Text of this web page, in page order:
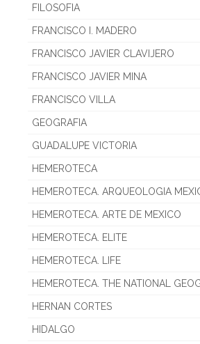
FILOSOFIA
FRANCISCO I. MADERO
FRANCISCO JAVIER CLAVIJERO
FRANCISCO JAVIER MINA
FRANCISCO VILLA
GEOGRAFIA
GUADALUPE VICTORIA
HEMEROTECA
HEMEROTECA. ARQUEOLOGIA
HEMEROTECA. ARTE DE MEXICO
HEMEROTECA. ELITE
HEMEROTECA. LIFE
HEMEROTECA. THE NATIONAL
HERNAN CORTES
HIDALGO